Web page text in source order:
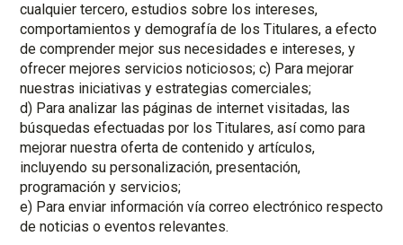
cualquier tercero, estudios sobre los intereses,
comportamientos y demografía de los Titulares, a efecto
de comprender mejor sus necesidades e intereses, y
ofrecer mejores servicios noticiosos; c) Para mejorar
nuestras iniciativas y estrategias comerciales;
d) Para analizar las páginas de internet visitadas, las
búsquedas efectuadas por los Titulares, así como para
mejorar nuestra oferta de contenido y artículos,
incluyendo su personalización, presentación,
programación y servicios;
e) Para enviar información vía correo electrónico respecto
de noticias o eventos relevantes.